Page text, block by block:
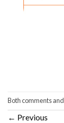
Both comments
← Previous